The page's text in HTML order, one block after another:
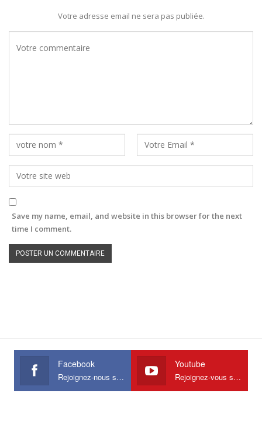
Votre adresse email ne sera pas publiée.
Save my name, email, and website in this browser for the next
time I comment.
Facebook
Rejoignez-nous sur Facebook
Youtube
Rejoignez-vous sur Youtube